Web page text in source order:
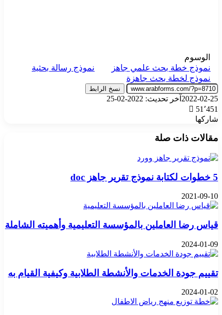
الوسوم
نموذج خطة بحث علمي جاهز
نموذج رسالة بحثية
نموذج لخطة بحث جاهزة
نسخ الرابط
2022-02-25 آخر تحديث: 2022-02-25
51٬451
شاركها
مقالات ذات صلة
5 خطوات لكتابة نموذج تقرير جاهز doc
2021-09-10
قياس رضا العاملين بالمؤسسة التعليمية وأهميته الشاملة
2024-01-09
تقييم جودة الخدمات والأنشطة الطلابية وكيفية القيام به
2024-01-02